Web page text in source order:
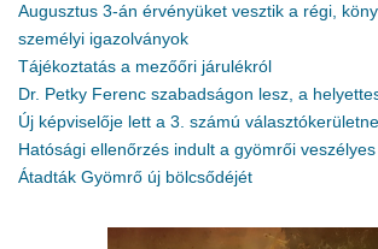
Augusztus 3-án érvényüket vesztik a régi,
személyi igazolványok
Tájékoztatás a mezőőri járulékról
Dr. Petky Ferenc szabadságon lesz, a
Új képviselője lett a 3. számú
Hatósági ellenőrzés indult a gyömrői
Átadták Gyömrő új bölcsődéjét